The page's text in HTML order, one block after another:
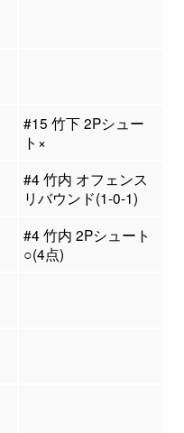
#15 竹下 2Pシュー
ト×
#4 竹内 オフェンス
リバウンド(1-0-1)
#4 竹内 2Pシュート
○(4点)